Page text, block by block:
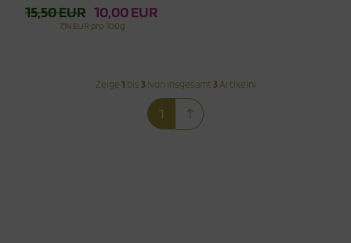
15,50 EUR 10,00 EUR
7,14 EUR pro 100g
Zeige 1 bis 3(von insgesamt3Artikeln)
1